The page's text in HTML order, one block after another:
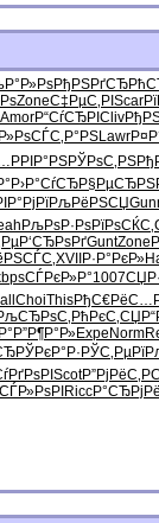
РђРЅРґСЂ
ZoneС‡РµС‚РІ Scar
AmorР“СѓСЂРІ Cliv
СЃС‚Р°РЅLawr
РРІР°РЅРЎРѕС‚РЅ
Р›Р°СѓСЂР§РµСЂРЅ
РљРёРЅСЏ
РљРѕР·РѕРїРѕСЌС‚
Р‘СЂРѕРґGuntZone
XVII Р·Р°РєР»
СЃРєР»Р°1007
ChoiThisРђС€РёС…
РћРєС‚СЏ
Р”Р¶Р°Р»Expe Norm
РЎРєР°Р· РЎС‚РµРї
ScotР”РјРёС‚
СЃР»РѕРІ Ricc